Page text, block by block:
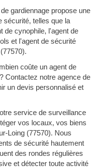
gardiennage propose une
sécurité, telles que la
de cynophile, l'agent de
et l'agent de sécurité
coûte un agent de
Contactez notre agence de
un devis personnalisé et
service de surveillance
vos locaux, vos biens
Loing (77570). Nous
de sécurité hautement
des rondes régulières
et détecter toute activité